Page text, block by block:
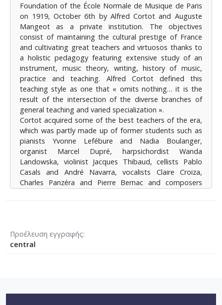
Foundation of the École Normale de Musique de Paris
on 1919, October 6th by Alfred Cortot and Auguste
Mangeot as a private institution. The objectives
consist of maintaining the cultural prestige of France
and cultivating great teachers and virtuosos thanks to
a holistic pedagogy featuring extensive study of an
instrument, music theory, writing, history of music,
practice and teaching. Alfred Cortot defined this
teaching style as one that « omits nothing… it is the
result of the intersection of the diverse branches of
general teaching and varied specialization ».
Cortot acquired some of the best teachers of the era,
which was partly made up of former students such as
pianists Yvonne Lefébure and Nadia Boulanger,
organist Marcel Dupré, harpsichordist Wanda
Landowska, violinist Jacques Thibaud, cellists Pablo
Casals and André Navarra, vocalists Claire Croiza,
Charles Panzéra and Pierre Bernac and composers
Προέλευση εγγραφής
central